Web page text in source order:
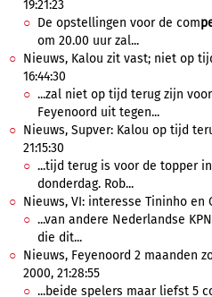
19:21:23
De opstellingen voor de com
om 20.00 uur zal...
Nieuws, Kalou zit vast; niet op
16:44:30
...zal niet op tijd terug zijn
Feyenoord uit tegen...
Nieuws, Supver: Kalou op tijd
21:15:30
...tijd terug is voor de topper
donderdag. Rob...
Nieuws, VI: interesse Tininho en
...van andere Nederlandse
die dit...
Nieuws, Feyenoord 2 maanden
2000, 21:28:55
...beide spelers maar liefst 5